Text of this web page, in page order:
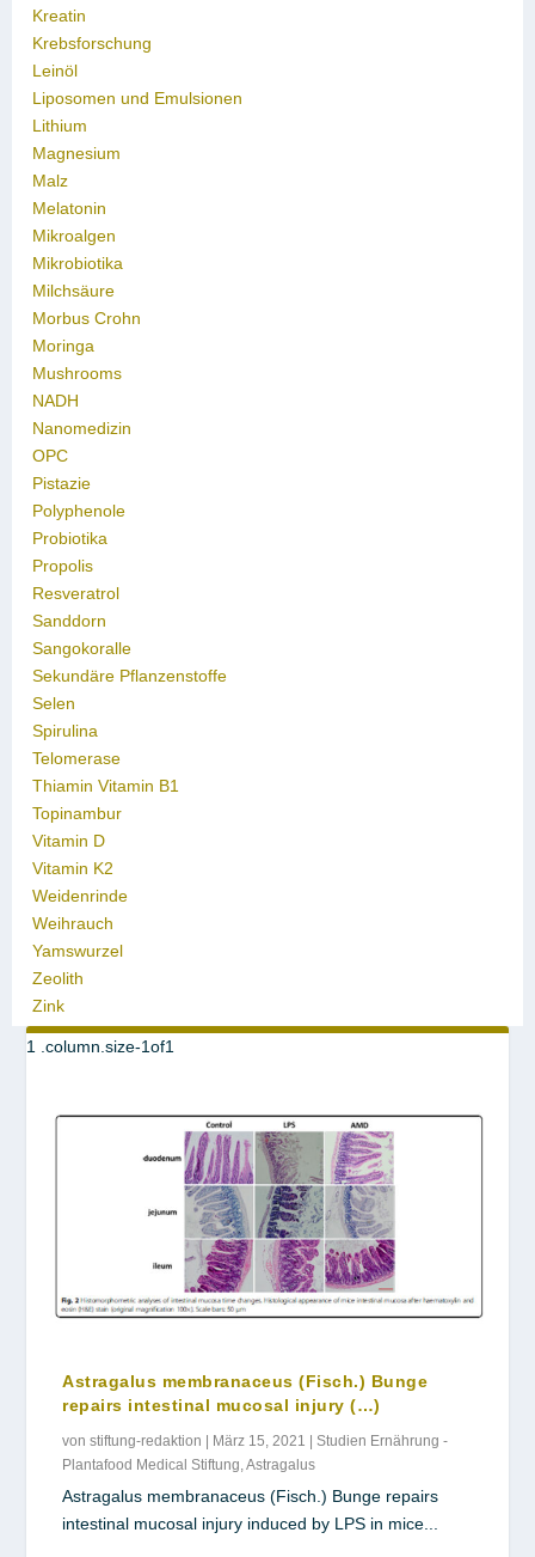
Kreatin
Krebsforschung
Leinöl
Liposomen und Emulsionen
Lithium
Magnesium
Malz
Melatonin
Mikroalgen
Mikrobiotika
Milchsäure
Morbus Crohn
Moringa
Mushrooms
NADH
Nanomedizin
OPC
Pistazie
Polyphenole
Probiotika
Propolis
Resveratrol
Sanddorn
Sangokoralle
Sekundäre Pflanzenstoffe
Selen
Spirulina
Telomerase
Thiamin Vitamin B1
Topinambur
Vitamin D
Vitamin K2
Weidenrinde
Weihrauch
Yamswurzel
Zeolith
Zink
Astragalus membranaceus (Fisch.) Bunge
repairs intestinal mucosal injury (…)
vonstiftung-redaktion | März 15, 2021 |Studien Ernährung -
Plantafood Medical Stiftung ,Astragalus
Astragalus membranaceus (Fisch.) Bunge repairs
intestinal mucosal injury induced by LPS in mice...